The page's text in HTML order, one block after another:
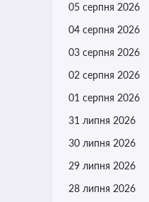
05 серпня 2026
04 серпня 2026
03 серпня 2026
02 серпня 2026
01 серпня 2026
31 липня 2026
30 липня 2026
29 липня 2026
28 липня 2026